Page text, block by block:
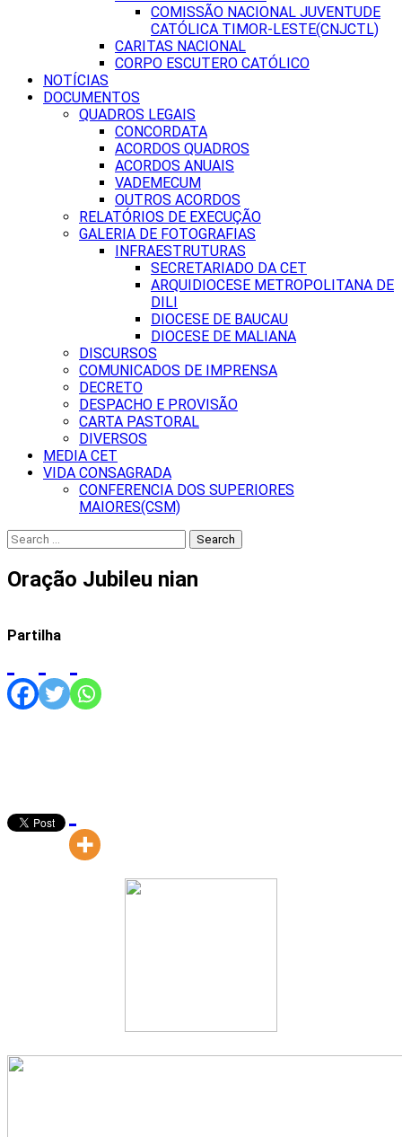
COMISSÃO NACIONAL JUVENTUDE
CATÓLICA TIMOR-LESTE(CNJCTL)
CARITAS NACIONAL
CORPO ESCUTERO CATÓLICO
NOTÍCIAS
DOCUMENTOS
QUADROS LEGAIS
CONCORDATA
ACORDOS QUADROS
ACORDOS ANUAIS
VADEMECUM
OUTROS ACORDOS
RELATÓRIOS DE EXECUÇÃO
GALERIA DE FOTOGRAFIAS
INFRAESTRUTURAS
SECRETARIADO DA CET
ARQUIDIOCESE METROPOLITANA DE
DILI
DIOCESE DE BAUCAU
DIOCESE DE MALIANA
DISCURSOS
COMUNICADOS DE IMPRENSA
DECRETO
DESPACHO E PROVISÃO
CARTA PASTORAL
DIVERSOS
MEDIA CET
VIDA CONSAGRADA
CONFERENCIA DOS SUPERIORES
MAIORES(CSM)
Search
for:
Oração Jubileu nian
Partilha